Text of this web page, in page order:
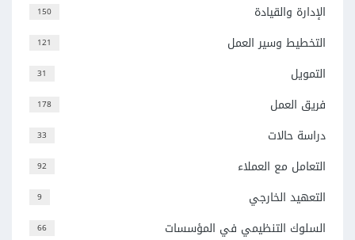
150 الإدارة والقيادة
121 التخطيط وسير العمل
31 التمويل
178 فريق العمل
33 دراسة حالات
92 التعامل مع العملاء
9 التعهيد الخارجي
66 السلوك التنظيمي في المؤسسات